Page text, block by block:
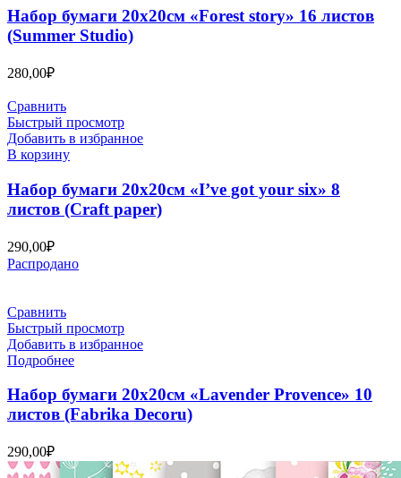
Набор бумаги 20х20см «Forest story» 16 листов
(Summer Studio)
280,00₽
Сравнить
Быстрый просмотр
Добавить в избранное
В корзину
Набор бумаги 20х20см «I’ve got your six» 8
листов (Craft paper)
290,00₽
Распродано
Сравнить
Быстрый просмотр
Добавить в избранное
Подробнее
Набор бумаги 20х20см «Lavender Provence» 10
листов (Fabrika Decoru)
290,00₽